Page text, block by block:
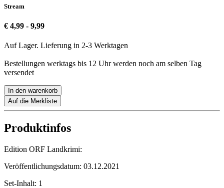
Stream
€ 4,99 - 9,99
Auf Lager. Lieferung in 2-3 Werktagen
Bestellungen werktags bis 12 Uhr werden noch am selben Tag
versendet
In den warenkorb
Auf die Merkliste
Produktinfos
Edition ORF Landkrimi:
Veröffentlichungsdatum: 03.12.2021
Set-Inhalt: 1